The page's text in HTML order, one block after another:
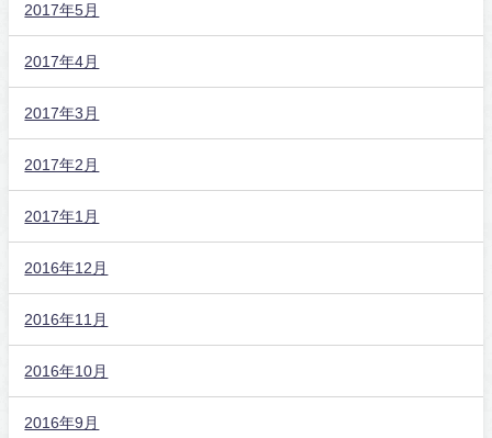
2017年5月
2017年4月
2017年3月
2017年2月
2017年1月
2016年12月
2016年11月
2016年10月
2016年9月